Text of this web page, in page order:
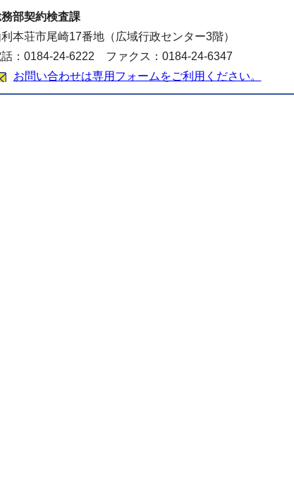
部契約検査課
本荘市尾崎17番地（広域行政センター3階）
話：0184-24-6222 ファクス：0184-24-6347
お問い合わせは専用フォームをご利用ください。